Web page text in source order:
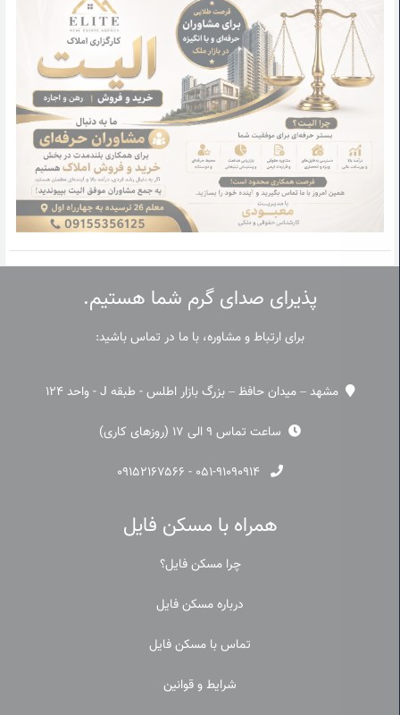
پذیرای صدای گرم شما هستیم.
برای ارتباط و مشاوره، با ما در تماس باشید:
مشهد – میدان حافظ – بزرگ بازار اطلس - طبقه J - واحد 124
ساعت تماس 9 الی 17 (روزهای کاری)
۰۵۱-۹۱۰۹۰۹۱۴ - ۰۹۱۵۲۱۶۷۵۶۶
همراه با مسکن فایل
چرا مسکن فایل؟
درباره مسکن فایل
تماس با مسکن فایل
شرایط و قوانین